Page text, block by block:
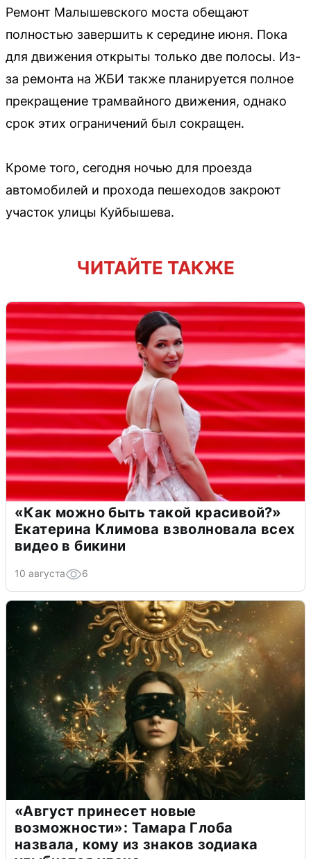
Ремонт Малышевского моста обещают
полностью завершить к середине июня. Пока
для движения открыты только две полосы. Из-
за ремонта на ЖБИ также планируется полное
прекращение трамвайного движения, однако
срок этих ограничений был сокращен.
Кроме того, сегодня ночью для проезда
автомобилей и прохода пешеходов закроют
участок улицы Куйбышева.
ЧИТАЙТЕ ТАКЖЕ
«Как можно быть такой красивой?»
Екатерина Климова взволновала всех
видео в бикини
10 августа 6
«Август принесет новые
возможности»: Тамара Глоба
назвала, кому из знаков зодиака